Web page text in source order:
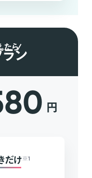
たら
ン
円
だけ ※1